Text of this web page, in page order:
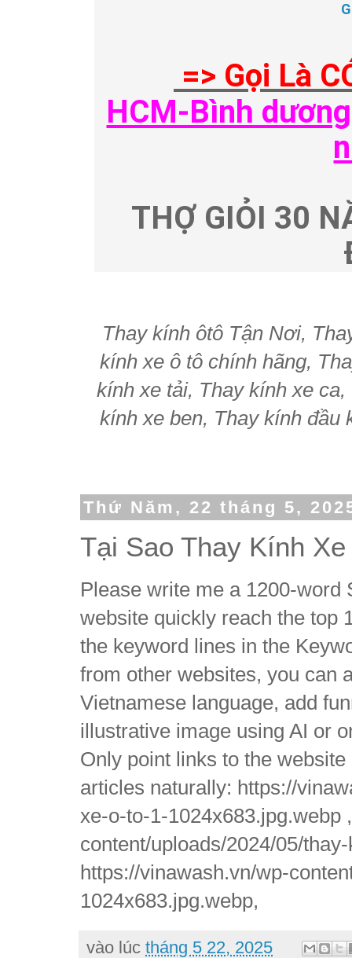
=> Gọi Là
HCM-Bình
THỢ GIỎI 30
Thay kính ôtô Tận Nơi,
kính xe ô tô chính hãng,
kính xe tải, Thay kính xe
kính xe ben, Thay kính đầu
Thứ Năm, 22 tháng 5,
Tại Sao Thay Kính
Please write me a 1200-
website quickly reach the top
the keyword lines in the
from other websites, you can
Vietnamese language, add
illustrative image using AI or
Only point links to the
articles naturally: https://
xe-o-to-1-
content/uploads/2024/05/
https://vinawash.vn/wp-
1024x683.jpg.webp,
vào lúc tháng 5 22, 2025